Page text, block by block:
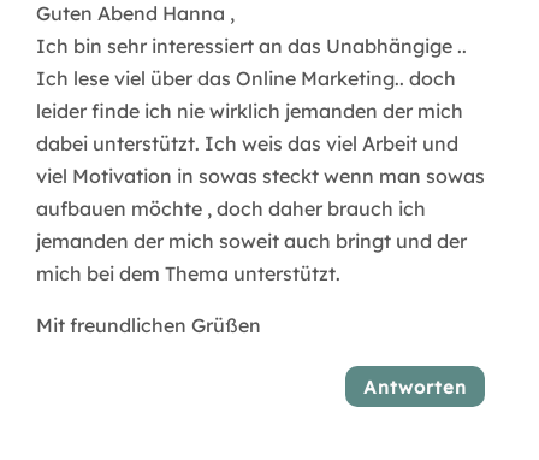
Guten Abend Hanna ,
Ich bin sehr interessiert an das Unabhängige ..
Ich lese viel über das Online Marketing.. doch
leider finde ich nie wirklich jemanden der mich
dabei unterstützt. Ich weis das viel Arbeit und
viel Motivation in sowas steckt wenn man sowas
aufbauen möchte , doch daher brauch ich
jemanden der mich soweit auch bringt und der
mich bei dem Thema unterstützt.
Mit freundlichen Grüßen
Antworten